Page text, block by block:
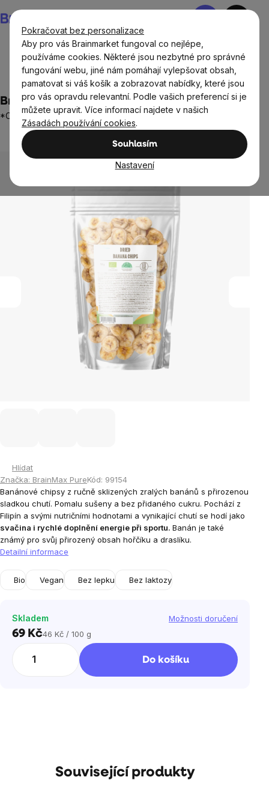
Pokračovat bez personalizace
Aby pro vás Brainmarket fungoval co nejlépe,
používáme cookies. Některé jsou nezbytné pro správné
fungování webu, jiné nám pomáhají vylepšovat obsah,
pamatovat si váš košík a zobrazovat nabídky, které jsou
pro vás opravdu relevantní. Podle vašich preferencí si je
můžete upravit. Více informací najdete v našich
Zásadách používání cookies.
Souhlasím
Nastavení
na
obsah
Nákupní
Potraviny Sušené plody Sušené ovoce a zelenina
BrainMax Pure® Banánové Chipsy BIO, 150 g
*CZ-BIO-001 certifikát
Průměrné
hodnocení
produktu
z
1 hodnocení
Hlídat
Značka: BrainMax PureKód: 99154
Banánové chipsy z ručně sklizených zralých banánů s přirozenou
sladkou chutí. Pomalu sušeny a bez přidaného cukru. Pochází z
Filipín a svými nutričními hodnotami a vynikající chutí se hodí jako
svačina i rychlé doplnění energie při sportu. Banán je také
známý pro svůj přirozený obsah hořčíku a draslíku.
Detailní informace
Bio Vegan Bez lepku Bez laktozy
Skladem Možnosti doručení
69 KčMěrná
46 Kč / 100 g
Do košíku
Související produkty